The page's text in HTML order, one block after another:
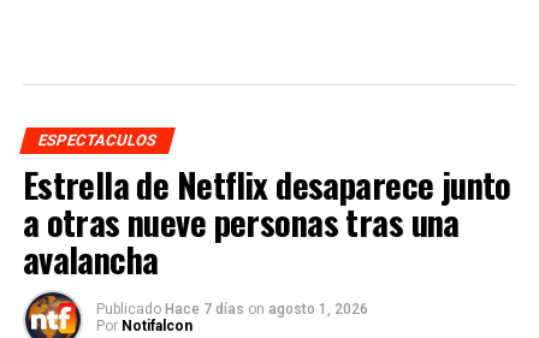
ESPECTACULOS
Estrella de Netflix desaparece junto
a otras nueve personas tras una
avalancha
Publicado Hace 7 días on agosto 1, 2026
Por Notifalcon